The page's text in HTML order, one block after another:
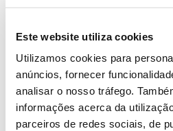
Este website utiliza cookies
Utilizamos cookies para
anúncios, fornecer
analisar o nosso tráfego.
informações acerca da
parceiros de redes sociais, de
MED – Instituto Mediterrâneo
Associado CHANGE –
Globais e Sustentabilidade.
custam entre €8 (bilhete
Saiba mais sobre este